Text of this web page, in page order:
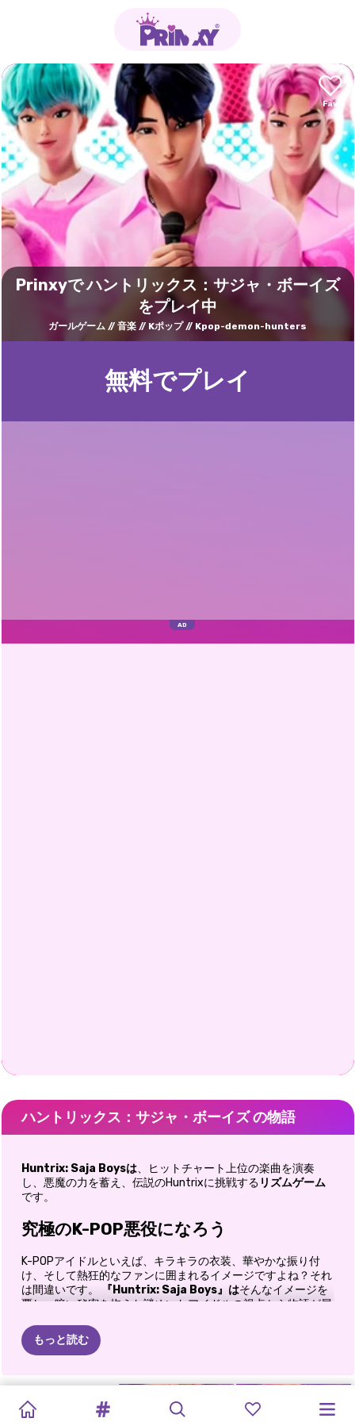
Prinxyで ハントリックス：サジャ・ボーイズ
をプレイ中
ガールゲーム 音楽 Kポップ Kpop-demon-hunters
無料でプレイ
ハントリックス：サジャ・ボーイズ の物語
Huntrix: Saja Boysは、ヒットチャート上位の楽曲を演奏
し、悪魔の力を蓄え、伝説のHuntrixに挑戦する リズムゲーム
です。
究極のK-POP悪役になろう
K-POPアイドルといえば、キラキラの衣装、華やかな振り付
け、そして熱狂的なファンに囲まれるイメージですよね？それ
は間違いです。
『Huntrix: Saja Boys』はそんなイメージを
覆し、暗い秘密を抱えた謎めいたアイドルの視点から物語が展
ター。夜になると、舞台裏で暗躍する強力な悪魔となり、人気
グループHuntrixの活動を妨害するのです。
激的なリズムゲームは、音楽、タイミング、戦略を融合させた
スリリングな体験を提供します。すべてのビートが重要であ
り、すべてのパフォーマンスがあなたの力を増幅させ、リズム
もっと読む
ルミ・ミラ・
ゾーイ：K-
ターズ・イ
ドルスクー
COLORING
K-POP
プリンセス
K-POPアイ